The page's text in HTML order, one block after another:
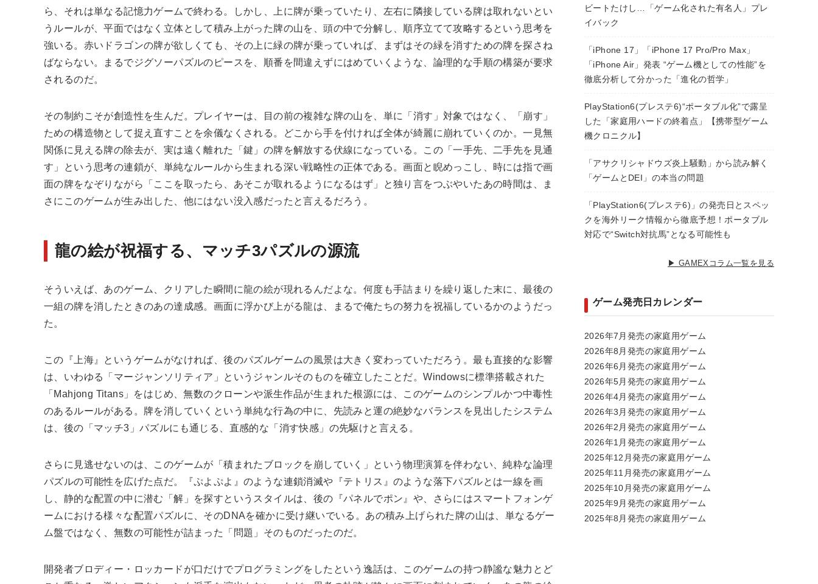
ら、それは単なる記憶力ゲームで終わる。しかし、上に牌が乗っていたり、左右に隣接している牌は取れないとい
うルールが、平面ではなく立体として積み上がった牌の山を、頭の中で分解し、順序立てて攻略するという思考を
強いる。赤いドラゴンの牌が欲しくても、その上に緑の牌が乗っていれば、まずはその緑を消すための牌を探さね
ばならない。まるでジグソーパズルのピースを、順番を間違えずにはめていくような、論理的な手順の構築が要求
されるのだ。
その制約こそが創造性を生んだ。プレイヤーは、目の前の複雑な牌の山を、単に「消す」対象ではなく、「崩す」
ための構造物として捉え直すことを余儀なくされる。どこから手を付ければ全体が綺麗に崩れていくのか。一見無
関係に見える牌の除去が、実は遠く離れた「鍵」の牌を解放する伏線になっている。この「一手先、二手先を見通
す」という思考の連鎖が、単純なルールから生まれる深い戦略性の正体である。画面と睨めっこし、時には指で画
面の牌をなぞりながら「ここを取ったら、あそこが取れるようになるはず」と独り言をつぶやいたあの時間は、ま
さにこのゲームが生み出した、他にはない没入感だったと言えるだろう。
龍の絵が祝福する、マッチ3パズルの源流
そういえば、あのゲーム、クリアした瞬間に龍の絵が現れるんだよな。何度も手詰まりを繰り返した末に、最後の
一組の牌を消したときのあの達成感。画面に浮かび上がる龍は、まるで俺たちの努力を祝福しているかのようだっ
た。
この『上海』というゲームがなければ、後のパズルゲームの風景は大きく変わっていただろう。最も直接的な影響
は、いわゆる「マージャンソリティア」というジャンルそのものを確立したことだ。Windowsに標準搭載された
「Mahjong Titans」をはじめ、無数のクローンや派生作品が生まれた根源には、このゲームのシンプルかつ中毒性
のあるルールがある。牌を消していくという単純な行為の中に、先読みと運の絶妙なバランスを見出したシステム
は、後の「マッチ3」パズルにも通じる、直感的な「消す快感」の先駆けと言える。
さらに見逃せないのは、このゲームが「積まれたブロックを崩していく」という物理演算を伴わない、純粋な論理
パズルの可能性を広げた点だ。『ぷよぷよ』のような連鎖消滅や『テトリス』のような落下パズルとは一線を画
し、静的な配置の中に潜む「解」を探すというスタイルは、後の『パネルでポン』や、さらにはスマートフォンゲ
ームにおける様々な配置パズルに、そのDNAを確かに受け継いでいる。あの積み上げられた牌の山は、単なるゲー
ム盤ではなく、無数の可能性が詰まった「問題」そのものだったのだ。
開発者ブロディー・ロッカードが口だけでプログラミングをしたという逸話は、このゲームの持つ静謐な魅力とど
ビートたけし…「ゲーム化された有名人」プレ
イバック
「iPhone 17」「iPhone 17 Pro/Pro Max」
「iPhone Air」発表 “ゲーム機としての性能”を
徹底分析して分かった「進化の哲学」
PlayStation6(プレステ6)“ポータブル化”で露呈
した「家庭用ハードの終着点」【携帯型ゲーム
機クロニクル】
「アサクリシャドウズ炎上騒動」から読み解く
「ゲームとDEI」の本当の問題
「PlayStation6(プレステ6)」の発売日とスペッ
クを海外リーク情報から徹底予想！ポータブル
対応で“Switch対抗馬”となる可能性も
▶ GAMEXコラム一覧を見る
ゲーム発売日カレンダー
2026年7月発売の家庭用ゲーム
2026年8月発売の家庭用ゲーム
2026年6月発売の家庭用ゲーム
2026年5月発売の家庭用ゲーム
2026年4月発売の家庭用ゲーム
2026年3月発売の家庭用ゲーム
2026年2月発売の家庭用ゲーム
2026年1月発売の家庭用ゲーム
2025年12月発売の家庭用ゲーム
2025年11月発売の家庭用ゲーム
2025年10月発売の家庭用ゲーム
2025年9月発売の家庭用ゲーム
2025年8月発売の家庭用ゲーム